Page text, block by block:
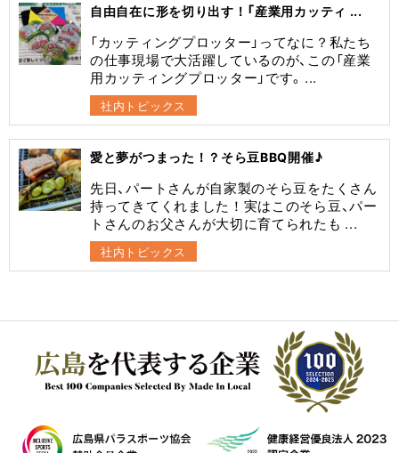
自由自在に形を切り出す！「産業用カッティ ...
​「カッティングプロッター」ってなに？​私たち
の仕事現場で大活躍しているのが、この「産業
用カッティングプロッター」です。 ...
社内トピックス
愛と夢がつまった！？そら豆BBQ開催♪
先日、パートさんが自家製のそら豆をたくさん
持ってきてくれました！実はこのそら豆、パー
トさんのお父さんが大切に育てられたも ...
社内トピックス